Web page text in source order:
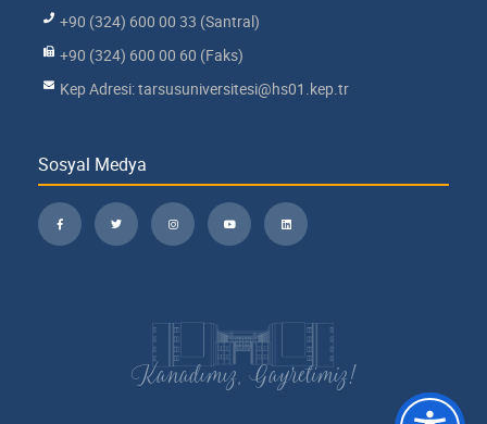
+90 (324) 600 00 33 (Santral)
+90 (324) 600 00 60 (Faks)
Kep Adresi: tarsusuniversitesi@hs01.kep.tr
Sosyal Medya
Kanadımız, Gayretimiz!